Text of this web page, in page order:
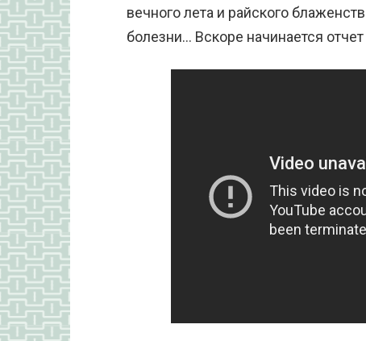
вечного лета и райского
болезни… Вскоре начинается